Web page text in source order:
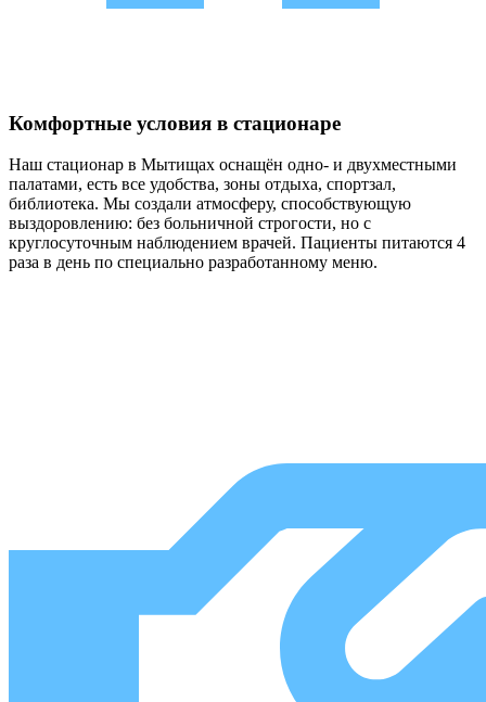
Комфортные условия в стационаре
Наш стационар в Мытищах оснащён одно- и двухместными
палатами, есть все удобства, зоны отдыха, спортзал,
библиотека. Мы создали атмосферу, способствующую
выздоровлению: без больничной строгости, но с
круглосуточным наблюдением врачей. Пациенты питаются 4
раза в день по специально разработанному меню.